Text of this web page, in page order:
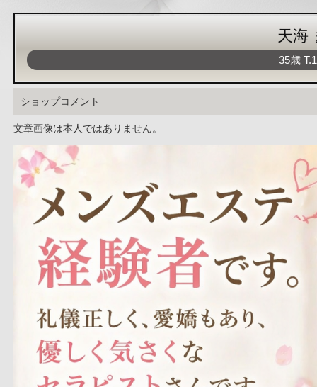
天海
35歳 T
ショップコメント
文章画像は本人ではありません。